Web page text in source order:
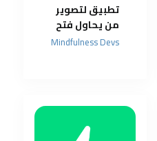
تطبيق لتصوير
من يحاول فتح
هاتفك
Mindfulness Devs